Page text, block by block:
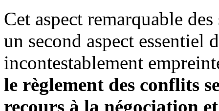
Cet aspect remarquable
un second aspect essentiel
incontestablement
le règlement des conflits
recours à la négociation